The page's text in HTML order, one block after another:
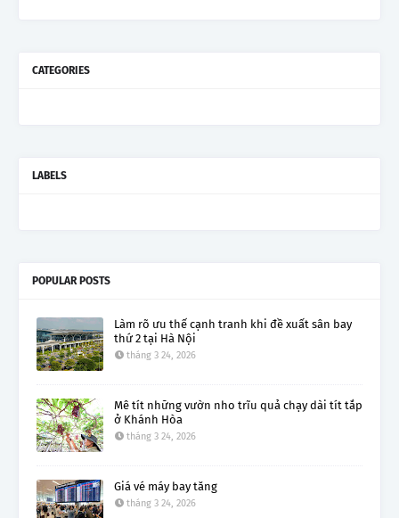
CATEGORIES
LABELS
POPULAR POSTS
Làm rõ ưu thế cạnh tranh khi đề xuất sân bay
thứ 2 tại Hà Nội
tháng 3 24, 2026
Mê tít những vườn nho trĩu quả chạy dài tít tắp
ở Khánh Hòa
tháng 3 24, 2026
Giá vé máy bay tăng
tháng 3 24, 2026